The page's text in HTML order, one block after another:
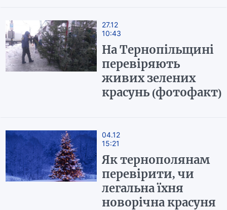
27.12
10:43
На Тернопільщині
перевіряють
живих зелених
красунь (фотофакт)
04.12
15:21
Як тернополянам
перевірити, чи
легальна їхня
новорічна красуня